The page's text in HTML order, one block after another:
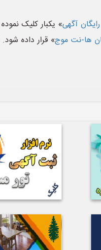
آگهی» یکبار کلیک
ها-نت موج» قرار داده